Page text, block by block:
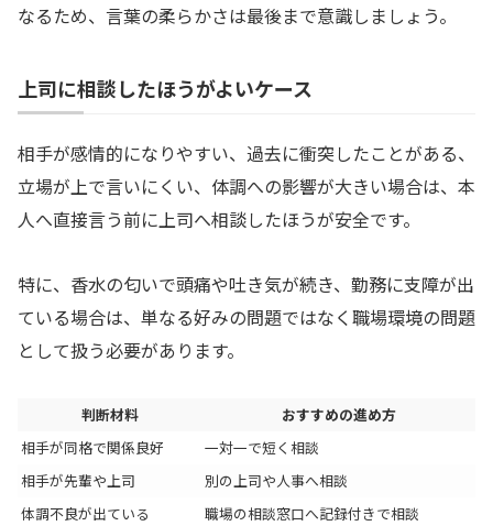
なるため、言葉の柔らかさは最後まで意識しましょう。
上司に相談したほうがよいケース
相手が感情的になりやすい、過去に衝突したことがある、
立場が上で言いにくい、体調への影響が大きい場合は、本
人へ直接言う前に上司へ相談したほうが安全です。
特に、香水の匂いで頭痛や吐き気が続き、勤務に支障が出
ている場合は、単なる好みの問題ではなく職場環境の問題
として扱う必要があります。
判断材料
おすすめの進め方
相手が同格で関係良好
一対一で短く相談
相手が先輩や上司
別の上司や人事へ相談
体調不良が出ている
職場の相談窓口へ記録付きで相談